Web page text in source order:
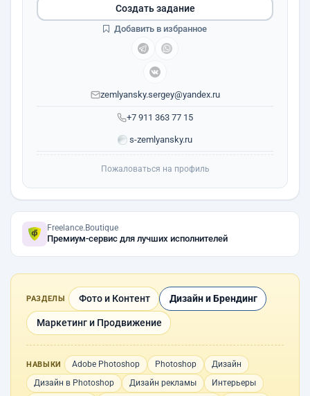
+7 911 363 77 15
zemlyansky.sergey@yandex.ru
s-zemlyansky.ru
Создать задание
Добавить в избранное
Пожаловаться на профиль
Freelance.Boutique
Премиум-сервис для лучших исполнителей
РАЗДЕЛЫ Фото и Контент Дизайн и Брендинг
Маркетинг и Продвижение
НАВЫКИ Adobe Photoshop Photoshop
Дизайн
Дизайн в Photoshop
Дизайн рекламы
Интерьеры